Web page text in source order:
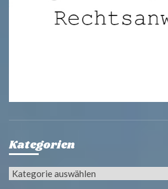
Kategorien
Kategorien